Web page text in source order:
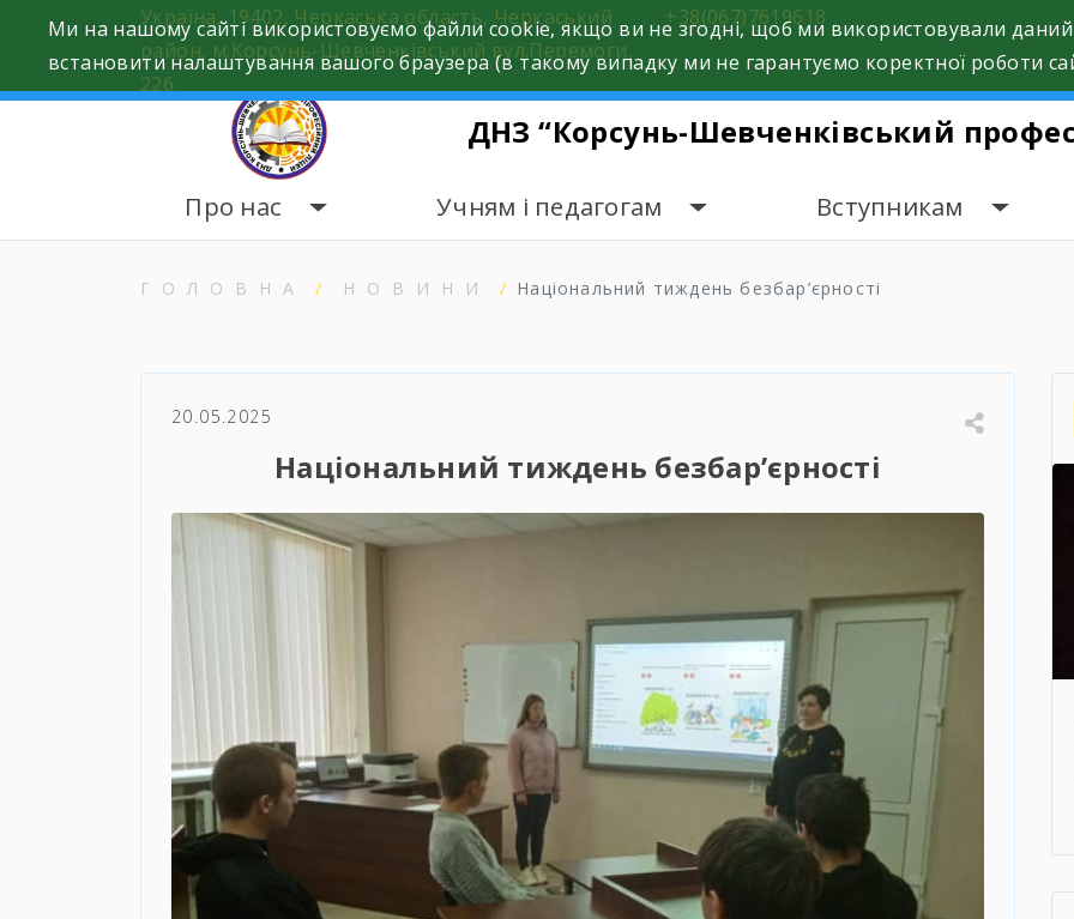
Україна, 19402, Черкаська область, Черкаський
район, м.Корсунь-Шевченківський вул.Перемоги,
226.
+38(067)7619618
ДНЗ “Корсунь-Шевченківський
Про нас Учням і педагогам Вступникам
ГОЛОВНА НОВИНИ Національний тиждень безбар’єрності
20.05.2025
Національний тиждень безбар’єрності
Ми на нашому сайті використовуємо файли cookie, якщо ви не згодні, щоб ми використовували
встановити налаштування вашого браузера (в такому випадку ми не гарантуємо коректної роботи